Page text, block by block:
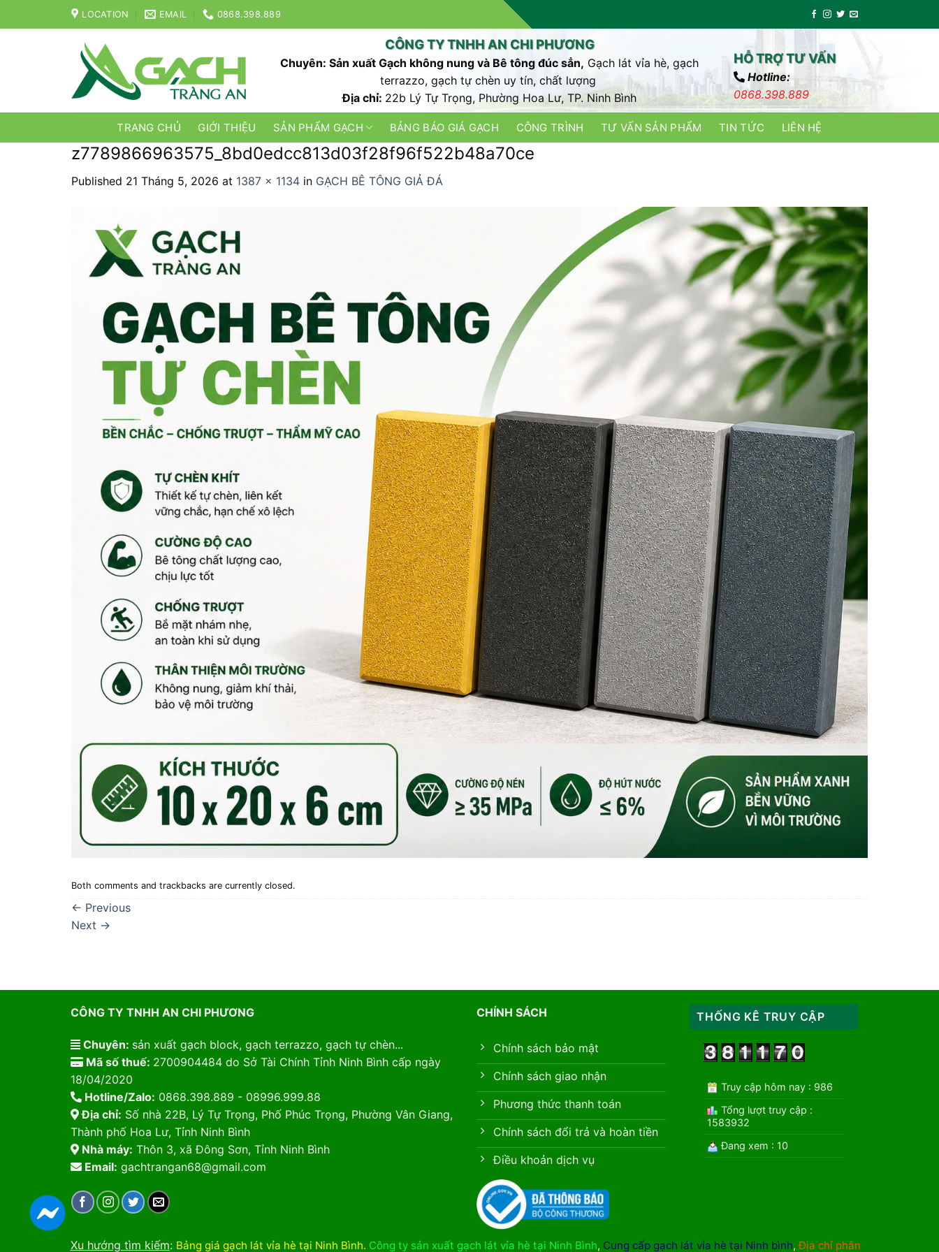
to
LOCATION EMAIL 0868.398.889
CÔNG TY TNHH AN CHI PHƯƠNG
Chuyên: Sản xuất Gạch không nung và Bê tông đúc sẳn, Gạch lát vỉa hè, gạch
terrazzo, gạch tự chèn uy tín, chất lượng
Địa chỉ: 22b Lý Tự Trọng, Phường Hoa Lư, TP. Ninh Bình
HỖ TRỢ TƯ VẤN
Hotline:
0868.398.889
TRANG CHỦ GIỚI THIỆU SẢN PHẨM GẠCH BẢNG BÁO GIÁ GẠCH CÔNG TRÌNH TƯ VẤN SẢN PHẨM TIN TỨC LIÊN HỆ
z7789866963575_8bd0edcc813d03f28f96f522b48a70ce
Published 21 Tháng 5, 2026 at 1387 × 1134 in GẠCH BÊ TÔNG GIẢ ĐÁ
Both comments and trackbacks are currently closed.
← Previous
Next →
CÔNG TY TNHH AN CHI PHƯƠNG
Chuyên: sản xuất gạch block, gạch terrazzo, gạch tự chèn...
Mã số thuế: 2700904484 do Sở Tài Chính Tỉnh Ninh Bình cấp ngày
18/04/2020
Hotline/Zalo: 0868.398.889 - 08996.999.88
Địa chỉ: Số nhà 22B, Lý Tự Trọng, Phố Phúc Trọng, Phường Vân Giang,
Thành phố Hoa Lư, Tỉnh Ninh Bình
Nhà máy: Thôn 3, xã Đông Sơn, Tỉnh Ninh Bình
Email: gachtrangan68@gmail.com
CHÍNH SÁCH
Chính sách bảo mật
Chính sách giao nhận
Phương thức thanh toán
Chính sách đổi trả và hoàn tiền
Điều khoản dịch vụ
THỐNG KÊ TRUY CẬP
Truy cập hôm nay : 986
Tổng lượt truy cập :
1583932
Đang xem : 10
Xu hướng tìm kiếm: Bảng giá gạch lát vỉa hè tại Ninh Bình. Công ty sản xuất gạch lát vỉa hè tại Ninh Bình, Cung cấp gạch lát vỉa hè tại Ninh bình,Địa chỉ phân